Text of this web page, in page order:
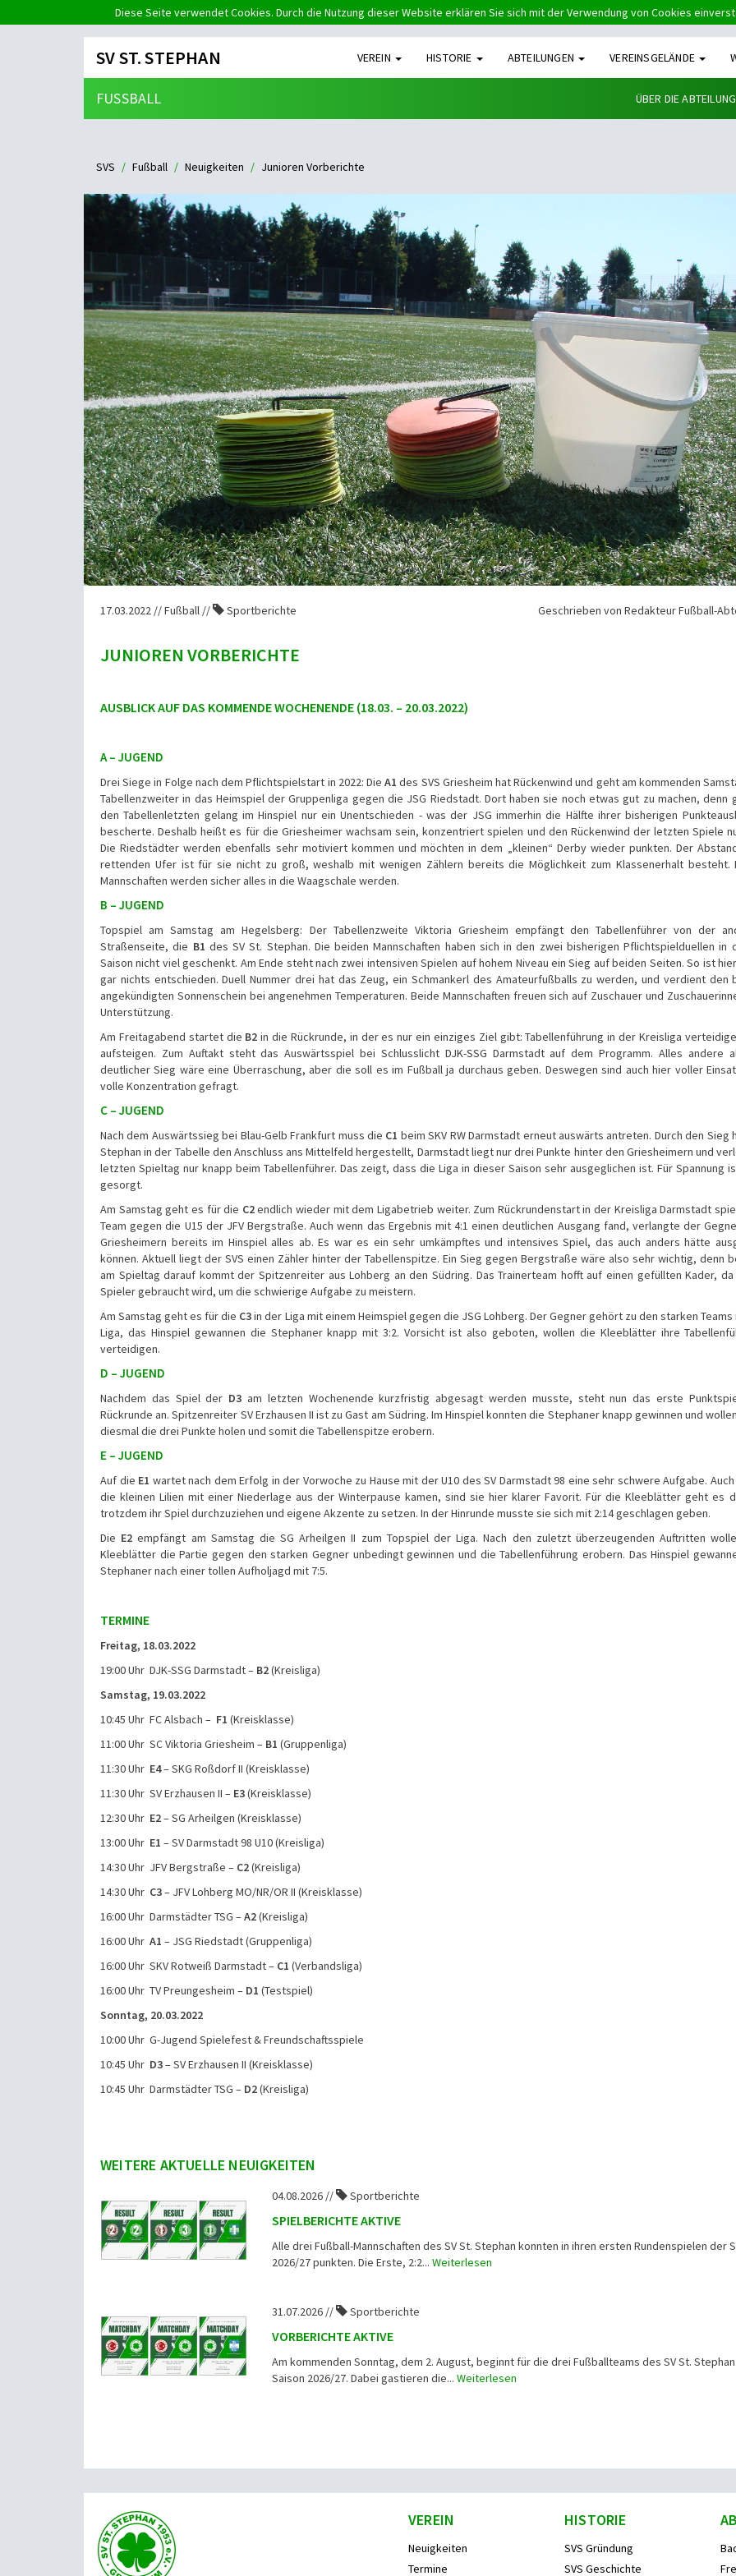
Diese Seite verwendet Cookies. Durch die Nutzung dieser Website erklären Sie sich mit der Verwendung von Cookies
SV ST. STEPHAN VEREIN HISTORIE ABTEILUNGEN VEREINSGELÄNDE
FUSSBALL ÜBER DIE ABTEILUNG
SVS Fußball Neuigkeiten Junioren Vorberichte
17.03.2022 // Fußball // Sportberichte Geschrieben von Redakteur Fußball-
JUNIOREN VORBERICHTE
AUSBLICK AUF DAS KOMMENDE WOCHENENDE (18.03. – 20.03.2022)
A – JUGEND
Drei Siege in Folge nach dem Pflichtspielstart in 2022: DieA1 des SVS Griesheim hat Rückenwind und geht am kommenden
Tabellenzweiter in das Heimspiel der Gruppenliga gegen die JSG Riedstadt. Dort haben sie noch etwas gut zu machen, denn
den Tabellenletzten gelang im Hinspiel nur ein Unentschieden - was der JSG immerhin die Hälfte ihrer bisherigen
bescherte. Deshalb heißt es für die Griesheimer wachsam sein, konzentriert spielen und den Rückenwind der letzten Spiele
Die Riedstädter werden ebenfalls sehr motiviert kommen und möchten in dem „kleinen“ Derby wieder punkten. Der
rettenden Ufer ist für sie nicht zu groß, weshalb mit wenigen Zählern bereits die Möglichkeit zum Klassenerhalt besteht.
Mannschaften werden sicher alles in die Waagschale werden.
B – JUGEND
Topspiel am Samstag am Hegelsberg: Der Tabellenzweite Viktoria Griesheim empfängt den Tabellenführer von der
Straßenseite, die B1 des SV St. Stephan. Die beiden Mannschaften haben sich in den zwei bisherigen Pflichtspielduellen in
Saison nicht viel geschenkt. Am Ende steht nach zwei intensiven Spielen auf hohem Niveau ein Sieg auf beiden Seiten. So ist
gar nichts entschieden. Duell Nummer drei hat das Zeug, ein Schmankerl des Amateurfußballs zu werden, und verdient den
angekündigten Sonnenschein bei angenehmen Temperaturen. Beide Mannschaften freuen sich auf Zuschauer und
Unterstützung.
Am Freitagabend startet die B2 in die Rückrunde, in der es nur ein einziges Ziel gibt: Tabellenführung in der Kreisliga
aufsteigen. Zum Auftakt steht das Auswärtsspiel bei Schlusslicht DJK-SSG Darmstadt auf dem Programm. Alles andere
deutlicher Sieg wäre eine Überraschung, aber die soll es im Fußball ja durchaus geben. Deswegen sind auch hier voller
volle Konzentration gefragt.
C – JUGEND
Nach dem Auswärtssieg bei Blau-Gelb Frankfurt muss die C1 beim SKV RW Darmstadt erneut auswärts antreten. Durch den Sieg
Stephan in der Tabelle den Anschluss ans Mittelfeld hergestellt, Darmstadt liegt nur drei Punkte hinter den Griesheimern und
letzten Spieltag nur knapp beim Tabellenführer. Das zeigt, dass die Liga in dieser Saison sehr ausgeglichen ist. Für Spannung
gesorgt.
Am Samstag geht es für die C2endlich wieder mit dem Ligabetrieb weiter. Zum Rückrundenstart in der Kreisliga Darmstadt
Team gegen die U15 der JFV Bergstraße. Auch wenn das Ergebnis mit 4:1 einen deutlichen Ausgang fand, verlangte der
Griesheimern bereits im Hinspiel alles ab. Es war es ein sehr umkämpftes und intensives Spiel, das auch anders hätte
können. Aktuell liegt der SVS einen Zähler hinter der Tabellenspitze. Ein Sieg gegen Bergstraße wäre also sehr wichtig, denn
am Spieltag darauf kommt der Spitzenreiter aus Lohberg an den Südring. Das Trainerteam hofft auf einen gefüllten Kader,
Spieler gebraucht wird, um die schwierige Aufgabe zu meistern.
Am Samstag geht es für die C3in der Liga mit einem Heimspiel gegen die JSG Lohberg. Der Gegner gehört zu den starken
Liga, das Hinspiel gewannen die Stephaner knapp mit 3:2. Vorsicht ist also geboten, wollen die Kleeblätter ihre
verteidigen.
D – JUGEND
Nachdem das Spiel der D3 am letzten Wochenende kurzfristig abgesagt werden musste, steht nun das erste
Rückrunde an. Spitzenreiter SV Erzhausen II ist zu Gast am Südring. Im Hinspiel konnten die Stephaner knapp gewinnen und
diesmal die drei Punkte holen und somit die Tabellenspitze erobern.
E – JUGEND
Auf die E1 wartet nach dem Erfolg in der Vorwoche zu Hause mit der U10 des SV Darmstadt 98 eine sehr schwere Aufgabe.
die kleinen Lilien mit einer Niederlage aus der Winterpause kamen, sind sie hier klarer Favorit. Für die Kleeblätter geht es
trotzdem ihr Spiel durchzuziehen und eigene Akzente zu setzen. In der Hinrunde musste sie sich mit 2:14 geschlagen geben.
Die E2 empfängt am Samstag die SG Arheilgen II zum Topspiel der Liga. Nach den zuletzt überzeugenden Auftritten
Kleeblätter die Partie gegen den starken Gegner unbedingt gewinnen und die Tabellenführung erobern. Das Hinspiel
Stephaner nach einer tollen Aufholjagd mit 7:5.
TERMINE
Freitag, 18.03.2022
19:00 Uhr DJK-SSG Darmstadt – B2(Kreisliga)
Samstag, 19.03.2022
10:45 Uhr FC Alsbach – F1 (Kreisklasse)
11:00 Uhr SC Viktoria Griesheim – B1 (Gruppenliga)
11:30 Uhr E4– SKG Roßdorf II (Kreisklasse)
11:30 Uhr SV Erzhausen II – E3(Kreisklasse)
12:30 Uhr E2– SG Arheilgen (Kreisklasse)
13:00 Uhr E1 – SV Darmstadt 98 U10 (Kreisliga)
14:30 Uhr JFV Bergstraße – C2(Kreisliga)
14:30 Uhr C3– JFV Lohberg MO/NR/OR II (Kreisklasse)
16:00 Uhr Darmstädter TSG –A2(Kreisliga)
16:00 Uhr A1 – JSG Riedstadt (Gruppenliga)
16:00 Uhr SKV Rotweiß Darmstadt – C1 (Verbandsliga)
16:00 Uhr TV Preungesheim – D1 (Testspiel)
Sonntag, 20.03.2022
10:00 Uhr G-Jugend Spielefest & Freundschaftsspiele
10:45 Uhr D3– SV Erzhausen II (Kreisklasse)
10:45 Uhr Darmstädter TSG – D2(Kreisliga)
WEITERE AKTUELLE NEUIGKEITEN
04.08.2026 // Sportberichte
SPIELBERICHTE AKTIVE
Alle drei Fußball-Mannschaften des SV St. Stephan konnten in ihren ersten Rundenspielen der
2026/27 punkten. Die Erste, 2:2...Weiterlesen
31.07.2026 // Sportberichte
VORBERICHTE AKTIVE
Am kommenden Sonntag, dem 2. August, beginnt für die drei Fußballteams des SV St.
Saison 2026/27. Dabei gastieren die...Weiterlesen
VEREIN
Neuigkeiten
Termine
HISTORIE
SVS Gründung
SVS Geschichte